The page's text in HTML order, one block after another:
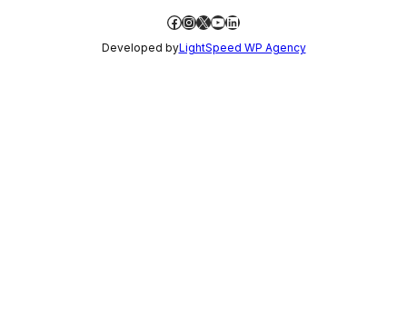
Facebook
Instagram
X YouTube
LinkedIn
Developed byLightSpeed WP Agency